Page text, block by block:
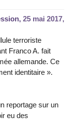
25 mai 2017,
terroriste
Franco A. fait
allemande. Ce
identitaire ».
reportage sur un
eu des